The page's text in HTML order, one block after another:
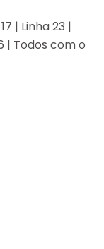
| Linha 23 |
| Todos com o